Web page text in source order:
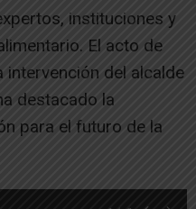
instituciones y
El acto de
del alcalde
destacado la
para el futuro de la